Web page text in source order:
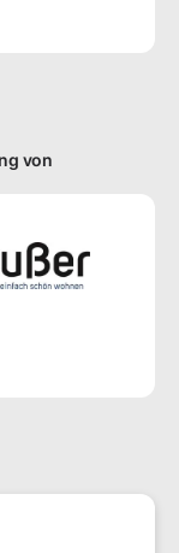
von